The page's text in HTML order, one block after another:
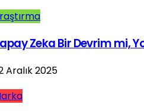
Zeka Bir Devrim mi,
Aralık 2025